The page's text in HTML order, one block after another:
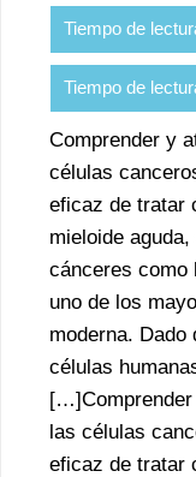
Comprender y
células
eficaz de tratar
mieloide
cánceres como
uno de los
moderna.
células
[…]Comprender
las células
eficaz de tratar